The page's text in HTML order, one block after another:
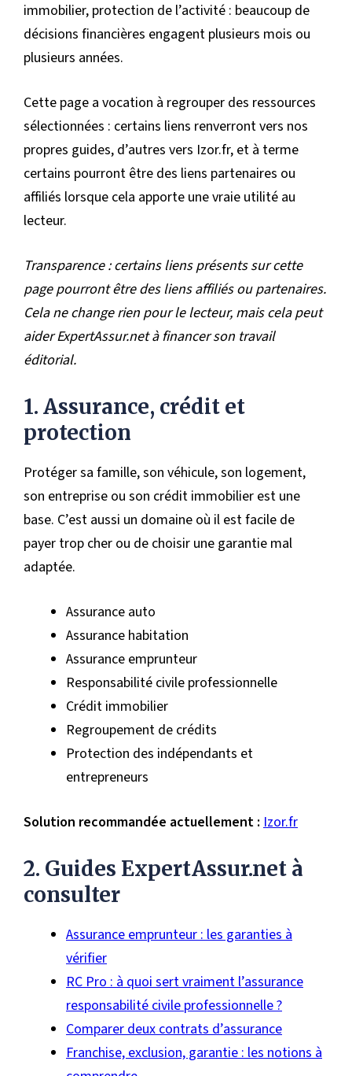
immobilier, protection de l’activité : beaucoup de
décisions financières engagent plusieurs mois ou
plusieurs années.
Cette page a vocation à regrouper des ressources
sélectionnées : certains liens renverront vers nos
propres guides, d’autres vers Izor.fr, et à terme
certains pourront être des liens partenaires ou
affiliés lorsque cela apporte une vraie utilité au
lecteur.
Transparence : certains liens présents sur cette
page pourront être des liens affiliés ou partenaires.
Cela ne change rien pour le lecteur, mais cela peut
aider ExpertAssur.net à financer son travail
éditorial.
1. Assurance, crédit et
protection
Protéger sa famille, son véhicule, son logement,
son entreprise ou son crédit immobilier est une
base. C’est aussi un domaine où il est facile de
payer trop cher ou de choisir une garantie mal
adaptée.
Assurance auto
Assurance habitation
Assurance emprunteur
Responsabilité civile professionnelle
Crédit immobilier
Regroupement de crédits
Protection des indépendants et
entrepreneurs
Solution recommandée actuellement : Izor.fr
2. Guides ExpertAssur.net à
consulter
Assurance emprunteur : les garanties à
vérifier
RC Pro : à quoi sert vraiment l’assurance
responsabilité civile professionnelle ?
Comparer deux contrats d’assurance
Franchise, exclusion, garantie : les notions à